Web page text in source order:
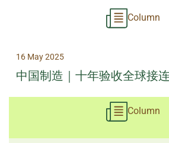
Column
16 May 2025
中国制造｜十年验收全球接
Column